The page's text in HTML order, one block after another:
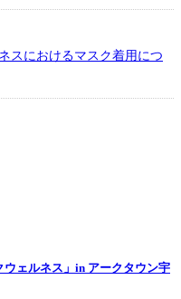
スにおけるマスク着用につ
ェルネス」in アークタウン宇